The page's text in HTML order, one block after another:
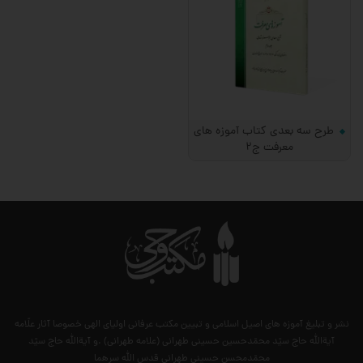
طرح سه بعدی کتاب آموزه های
معرفت ج2
نشر و تبلیغ آموزه های اصیل اسلامی و تبیین مکتب عرفانی اولیای الهی خصوصا آثار علّامه
آیةالله حاج سیّد محمّدحسین حسینی طهرانی (علامه طهرانی) .و آیةالله حاج سیّد
محمّدمحسن حسینی طهرانی قدس الله سرهما